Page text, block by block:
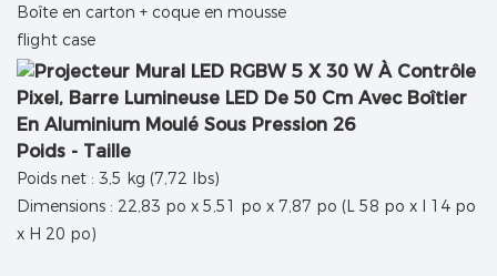
Boîte en carton + coque en mousse
flight case
Poids - Taille
Poids net : 3,5 kg (7,72 lbs)
Dimensions : 22,83 po x 5,51 po x 7,87 po (L 58 po x l 14 po
x H 20 po)